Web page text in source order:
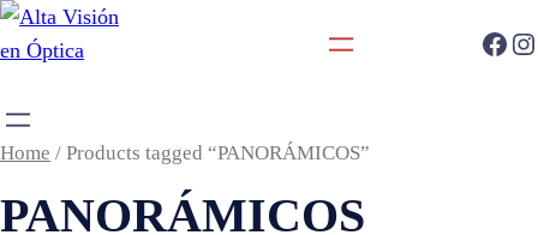
Home / Products tagged “PANORÁMICOS”
PANORÁMICOS